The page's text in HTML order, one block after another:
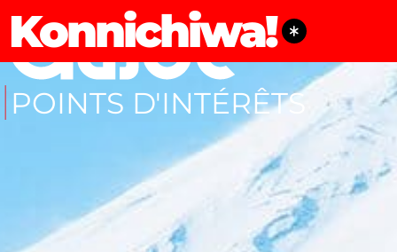
Konnichiwa!
POINTS D'INTÉRÊTS